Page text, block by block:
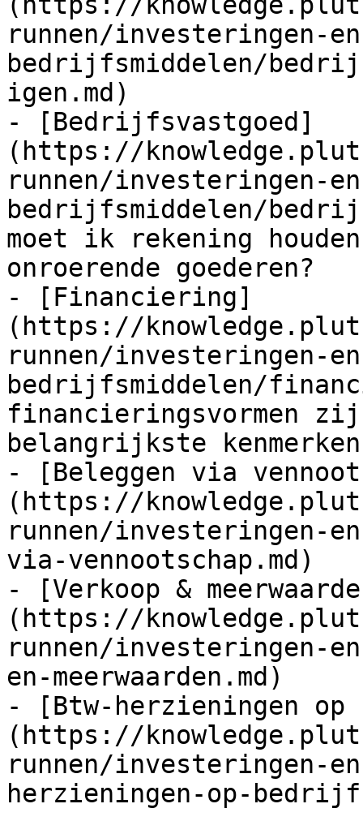
runnen/investeringen-
bedrijfsmiddelen/
igen.md)
- [Bedrijfsvastgoed]
(https://
runnen/investeringen-
bedrijfsmiddelen/
moet ik rekening
onroerende goederen?
- [Financiering]
(https://
runnen/investeringen-
bedrijfsmiddelen/
financieringsvormen
belangrijkste
- [Beleggen via
(https://
runnen/investeringen-
via-vennootschap.md)
- [Verkoop &
(https://
runnen/investeringen-
en-meerwaarden.md)
- [Btw-herzieningen
(https://
runnen/investeringen-
herzieningen-op-